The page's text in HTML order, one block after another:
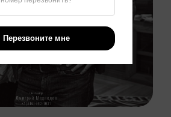
Перезвоните мне